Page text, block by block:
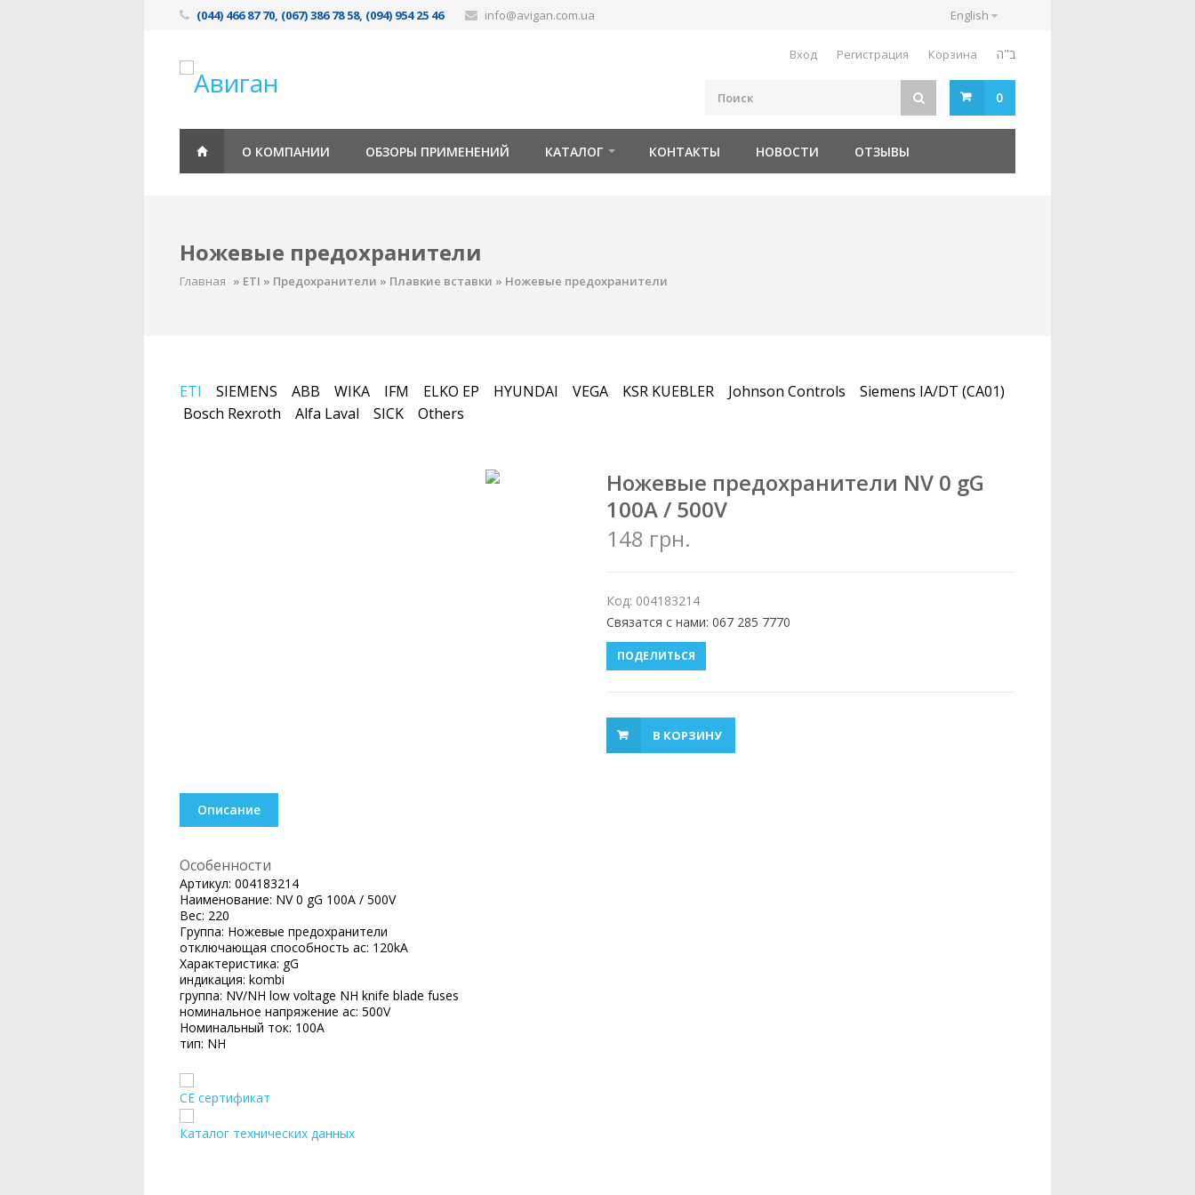
(044) 466 87 70, (067) 386 78 58, (094) 954 25 46 info@avigan.com.ua English
Вход Регистрация Корзина ב"ה
0
О КОМПАНИИ ОБЗОРЫ ПРИМЕНЕНИЙ КАТАЛОГ КОНТАКТЫ НОВОСТИ ОТЗЫВЫ
Ножевые предохранители
Главная » ETI » Предохранители » Плавкие вставки » Ножевые предохранители
ETI SIEMENS ABB WIKA IFM ELKO EP HYUNDAI VEGA KSR KUEBLER Johnson Controls
Siemens IA/DT (CA01)
Bosch Rexroth
Alfa Laval SICK Others
Ножевые предохранители NV 0 gG
100A / 500V
148 грн.
Код: 004183214
Связатся с нами: 067 285 7770
ПОДЕЛИТЬСЯ
В КОРЗИНУ
Описание
Особенности
Артикул: 004183214
Наименование: NV 0 gG 100A / 500V
Вес: 220
Группа: Ножевые предохранители
отключающая способность ac: 120kA
Характеристика: gG
индикация: kombi
группа: NV/NH low voltage NH knife blade fuses
номинальное напряжение ac: 500V
Номинальный ток: 100A
тип: NH
CE сертификат
Каталог технических данных